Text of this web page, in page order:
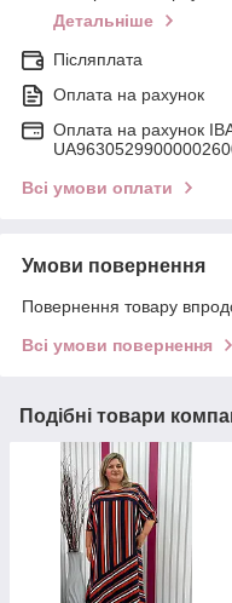
Детальніше
Післяплата
Оплата на рахунок
Оплата на рахунок
Всі умови оплати
Умови повернення
Повернення товару
Всі умови повернення
Подібні товари